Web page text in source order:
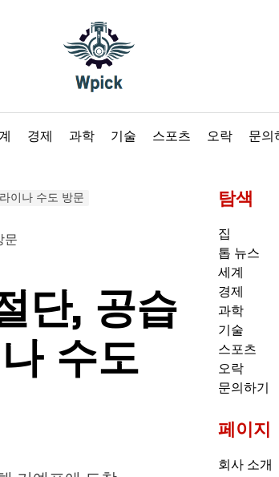
경제 과학 기술 스포츠 오락 문의
이나 수도 방문
단, 공습
수도
탐색
집
톱 뉴스
세계
경제
과학
기술
스포츠
오락
문의하기
페이지
회사 소개